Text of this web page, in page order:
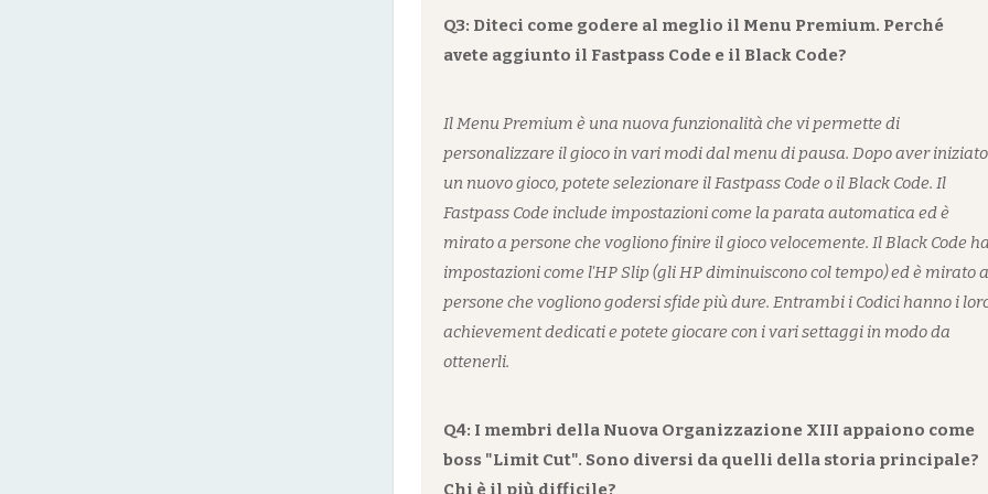
Q3: Diteci come godere al meglio il Menu Premium. Perché
avete aggiunto il Fastpass Code e il Black Code?
Il Menu Premium è una nuova funzionalità che vi permette di
personalizzare il gioco in vari modi dal menu di pausa. Dopo aver iniziato
un nuovo gioco, potete selezionare il Fastpass Code o il Black Code. Il
Fastpass Code include impostazioni come la parata automatica ed è
mirato a persone che vogliono finire il gioco velocemente. Il Black Code ha
impostazioni come l'HP Slip (gli HP diminuiscono col tempo) ed è mirato a
persone che vogliono godersi sfide più dure. Entrambi i Codici hanno i
achievement dedicati e potete giocare con i vari settaggi in modo da
ottenerli.
Q4: I membri della Nuova Organizzazione XIII appaiono come
boss "Limit Cut". Sono diversi da quelli della storia principale?
Chi è il più difficile?